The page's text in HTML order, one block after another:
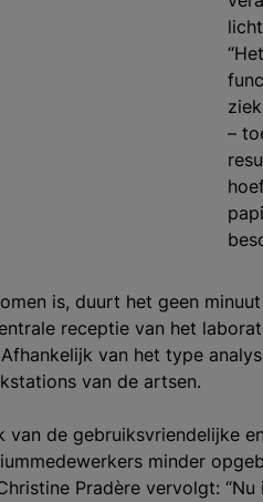
–
is, duurt het geen
receptie van het
van het type
van de artsen.
van de gebruiksvriendelijke
minder
Pradère vervolgt: